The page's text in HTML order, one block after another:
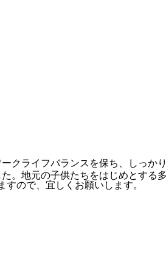
ライフバランスを保ち、しっか
。地元の子供たちをはじめとする
ので、宜しくお願いします。